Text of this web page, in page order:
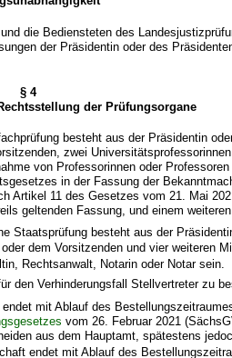
die Bediensteten des
der Präsidentin oder des
§ 4
der Prüfungsorgane
besteht aus der Präsidentin
zwei
von Professorinnen oder
in der Fassung der
Artikel 11 des Gesetzes vom 21. Mai
geltenden Fassung, und einem weiteren
Staatsprüfung besteht aus der
dem Vorsitzenden und vier weiteren
Rechtsanwalt, Notarin oder Notar sein.
den Verhinderungsfall Stellvertreter zu
mit Ablauf des
vom 26. Februar 2021
aus dem Hauptamt, spätestens
endet mit Ablauf des